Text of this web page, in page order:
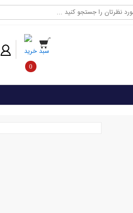
سبد خرید
0